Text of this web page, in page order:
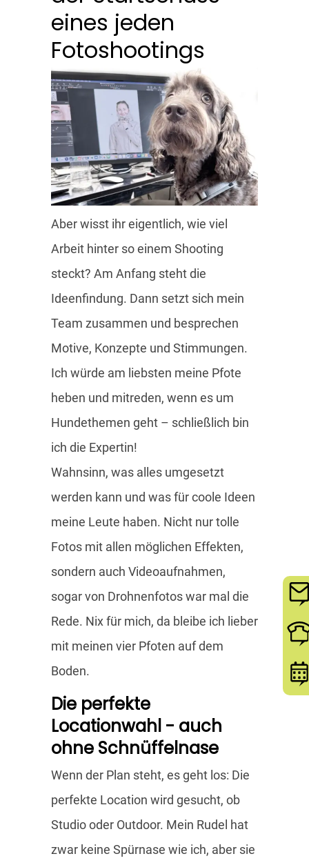
eines jeden
Fotoshootings
Aber wisst ihr eigentlich, wie viel
Arbeit hinter so einem Shooting
steckt? Am Anfang steht die
Ideenfindung. Dann setzt sich mein
Team zusammen und besprechen
Motive, Konzepte und Stimmungen.
Ich würde am liebsten meine Pfote
heben und mitreden, wenn es um
Hundethemen geht – schließlich bin
ich die Expertin!
Wahnsinn, was alles umgesetzt
werden kann und was für coole Ideen
meine Leute haben. Nicht nur tolle
Fotos mit allen möglichen Effekten,
sondern auch Videoaufnahmen,
sogar von Drohnenfotos war mal die
Rede. Nix für mich, da bleibe ich lieber
mit meinen vier Pfoten auf dem
Boden.
Die perfekte
Locationwahl - auch
ohne Schnüffelnase
Wenn der Plan steht, es geht los: Die
perfekte Location wird gesucht, ob
Studio oder Outdoor. Mein Rudel hat
zwar keine Spürnase wie ich, aber sie